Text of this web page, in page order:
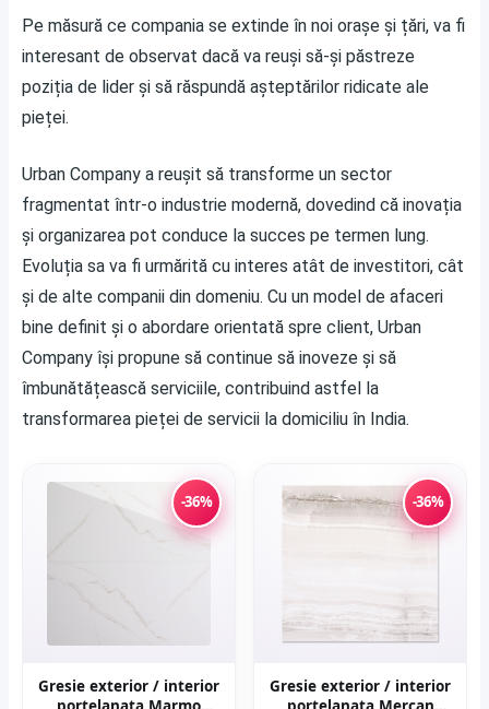
Pe măsură ce compania se extinde în noi orașe și țări, va fi
interesant de observat dacă va reuși să-și păstreze
poziția de lider și să răspundă așteptărilor ridicate ale
pieței.
Urban Company a reușit să transforme un sector
fragmentat într-o industrie modernă, dovedind că inovația
și organizarea pot conduce la succes pe termen lung.
Evoluția sa va fi urmărită cu interes atât de investitori, cât
și de alte companii din domeniu. Cu un model de afaceri
bine definit și o abordare orientată spre client, Urban
Company își propune să continue să inoveze și să
îmbunătățească serviciile, contribuind astfel la
transformarea pieței de servicii la domiciliu în India.
-36%
Gresie exterior / interior
-36%
Gresie exterior / interior